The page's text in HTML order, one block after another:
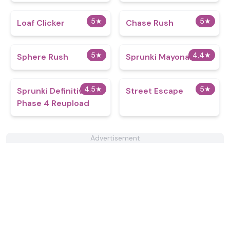
5★
Loaf Clicker 5★
Chase Rush
5★
Sphere Rush 4.4★
Sprunki Mayonaise 2
4.5★
Sprunki Definitive
Phase 4 Reupload
5★
Street Escape
Advertisement